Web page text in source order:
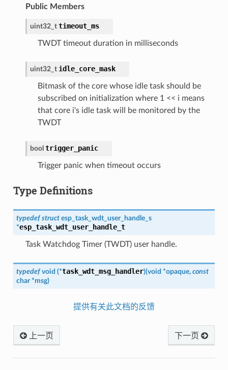
Public Members
uint32_t timeout_ms
TWDT timeout duration in milliseconds
uint32_t idle_core_mask
Bitmask of the core whose idle task should be
subscribed on initialization where 1 << i means
that core i's idle task will be monitored by the
TWDT
bool trigger_panic
Trigger panic when timeout occurs
Type Definitions
typedef struct esp_task_wdt_user_handle_s
*esp_task_wdt_user_handle_t
Task Watchdog Timer (TWDT) user handle.
typedef void (*task_wdt_msg_handler)(void *opaque, const
char *msg)
提供有关此文档的反馈
上一页 下一页